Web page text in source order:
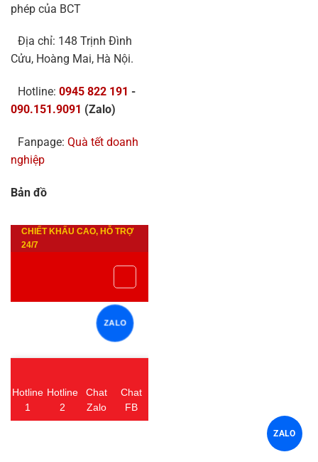
phép của BCT
Địa chỉ: 148 Trịnh Đình
Cửu, Hoàng Mai, Hà Nội.
Hotline: 0945 822 191 -
090.151.9091 (Zalo)
Fanpage: Quà tết doanh
nghiệp
Bản đồ
ZALO